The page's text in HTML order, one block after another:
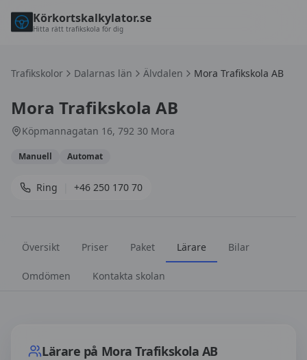
Körkortskalkylator.se
Hitta rätt trafikskola för dig
Trafikskolor Dalarnas län Älvdalen Mora Trafikskola AB
Mora Trafikskola AB
Köpmannagatan 16, 792 30 Mora
Manuell Automat
Ring +46 250 170 70
Översikt Priser Paket Lärare Bilar
Omdömen Kontakta skolan
Lärare på Mora Trafikskola AB